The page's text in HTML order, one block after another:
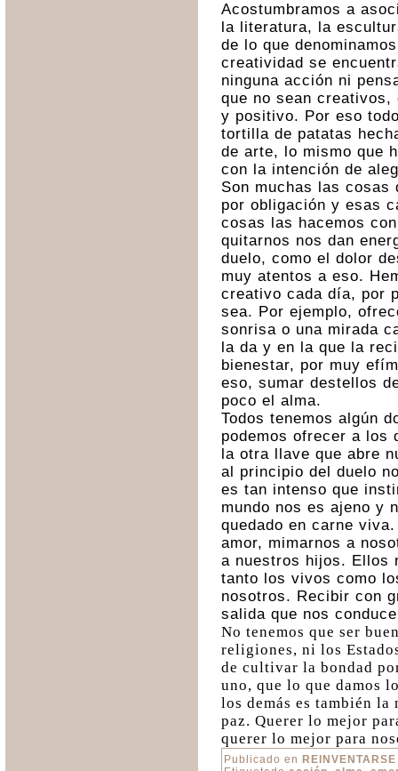
Acostumbramos a
la literatura, la
de lo que
creatividad se
ninguna acción ni
que no sean
y positivo. Por eso
tortilla de patatas
de arte, lo mismo que
con la intención de
Son muchas las cosas
por obligación y esas
cosas las hacemos
quitarnos nos dan
duelo, como el dolor
muy atentos a eso.
creativo cada día, por
sea. Por ejemplo,
sonrisa o una mirada
la da y en la que la
bienestar, por muy
eso, sumar destellos
poco el alma.
Todos tenemos algún
podemos ofrecer a los
la otra llave que abre
al principio del duelo
es tan intenso que
mundo nos es ajeno y
quedado en carne
amor, mimarnos a
a nuestros hijos. Ellos
tanto los vivos como
nosotros. Recibir con
salida que nos
No tenemos que ser
religiones, ni los
de cultivar la bondad
uno, que lo que damos
los demás es también la
paz. Querer lo mejor
querer lo mejor para
Publicado en REINVENTARSE